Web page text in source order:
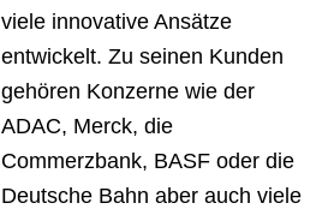
viele innovative Ansätze
entwickelt. Zu seinen Kunden
gehören Konzerne wie der
ADAC, Merck, die
Commerzbank, BASF oder die
Deutsche Bahn aber auch viele